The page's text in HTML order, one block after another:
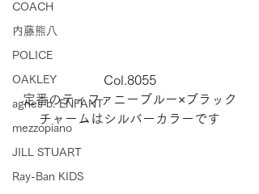
COACH
内藤熊八
POLICE
OAKLEY
agnes b. ENFANT
mezzopiano
JILL STUART
Ray-Ban KIDS
Col.8055
定番のティファニーブルー×ブラック
チャームはシルバーカラーです